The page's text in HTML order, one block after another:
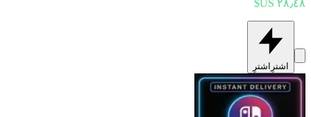
اشترِ اشترِ